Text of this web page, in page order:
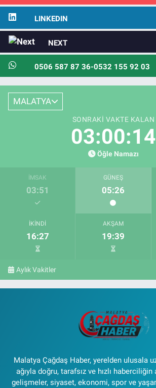
LINKEDIN
NEXT
0506 587 87 36-0532 155 92 03
MALATYA
SONRAKI VAKTE KALAN
03:00:13
Öğle Namazı
İMSAK
03:51
GÜNEŞ
05:26
İKINDI
16:27
AKŞAM
19:39
Aylık Vakitler
Malatya Çağdaş Haber, yerelden ulusala
ağıyla doğru, tarafsız ve hızlı
gelişmeler, siyaset, ekonomi, spor ve